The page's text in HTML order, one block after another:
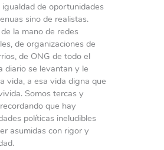
de oportunidades
sino de realistas.
la mano de redes
de organizaciones de
de ONG de todo el
diario se levantan y le
vida, a esa vida digna que
Somos tercas y
que hay
políticas ineludibles
asumidas con rigor y